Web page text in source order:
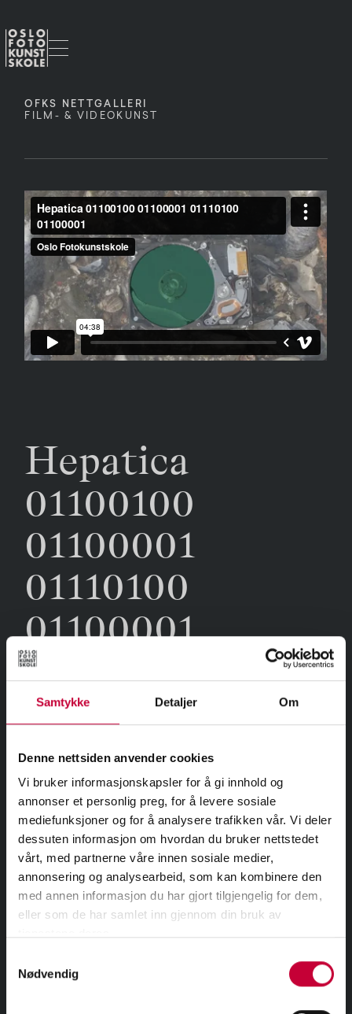
Samtykke Detaljer Om
Denne nettsiden anvender cookies
Vi bruker informasjonskapsler for å gi innhold og
annonser et personlig preg, for å levere sosiale
mediefunksjoner og for å analysere trafikken vår. Vi deler
dessuten informasjon om hvordan du bruker nettstedet
vårt, med partnerne våre innen sosiale medier,
annonsering og analysearbeid, som kan kombinere den
med annen informasjon du har gjort tilgjengelig for dem,
eller som de har samlet inn gjennom din bruk av
Nødvendig
OFKS NETTGALLERI
FILM- & VIDEOKUNST
Hepatica
01100100
01100001
01110100
01100001
TERJE TOLLESHAUG
import random def evolve(x): # in which change will
happen i = random.randint(0, len(x)-1) if(x[i] == 0): x[i] = 1
else: x[i] = 1 # photosynthesis code x =[6CO2 + 12H2O →
C6H12O6 + 6O2 + 6H2O] # the process of evolution # will
print(x)